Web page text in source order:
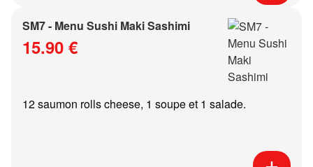
SM7 - Menu Sushi Maki Sashimi
15.90 €
12 saumon rolls cheese, 1 soupe et 1 salade.